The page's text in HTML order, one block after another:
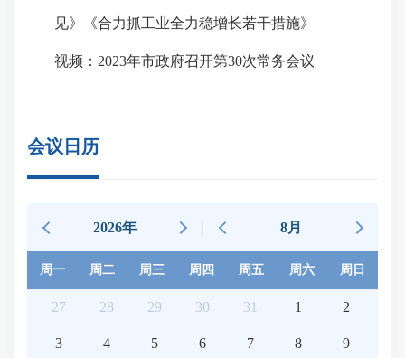
见》《合力抓工业全力稳增长若干措施》
视频：2023年市政府召开第30次常务会议
会议日历
2026年 8月
周一 周二 周三 周四 周五 周六 周日
27 28 29 30 31 1 2
3 4 5 6 7 8 9